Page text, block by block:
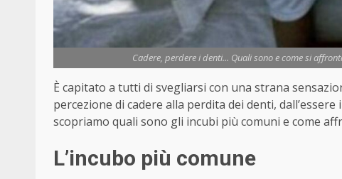
Cadere, perdere i denti... Quali sono e come si
È capitato a tutti di svegliarsi con una strana
percezione di cadere alla perdita dei denti,
scopriamo quali sono gli incubi più comuni e come
L’incubo più comune